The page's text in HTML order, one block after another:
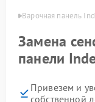
Варочная панель
Замена
панели
Привезем и
собственной